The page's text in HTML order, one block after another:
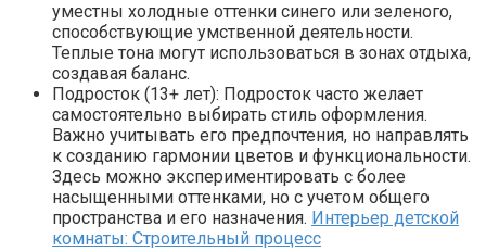
уместны холодные оттенки синего или зеленого,
способствующие умственной деятельности.
Теплые тона могут использоваться в зонах отдыха,
создавая баланс.
Подросток (13+ лет): Подросток часто желает
самостоятельно выбирать стиль оформления.
Важно учитывать его предпочтения, но направлять
к созданию гармонии цветов и функциональности.
Здесь можно экспериментировать с более
насыщенными оттенками, но с учетом общего
пространства и его назначения. Интерьер детской
комнаты: Строительный процесс